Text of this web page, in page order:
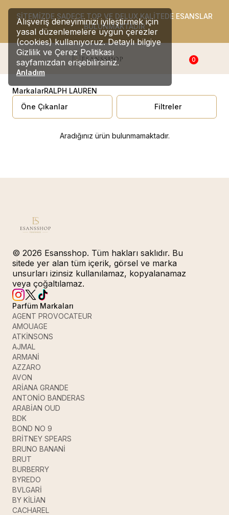
Alışveriş deneyiminizi iyileştirmek için
yasal düzenlemelere uygun çerezler
(cookies) kullanıyoruz. Detaylı bilgiye
Gizlilik ve Çerez Politikası
sayfamızdan erişebilirsiniz.
Anladım
SİTEMİZDE SADECE TOP VE DELUX KALİTEDE ESANSLAR
BULUNMAKTADIR
0
MarkalarRALPH LAUREN
Filtreler
Aradığınız ürün bulunmamaktadır.
© 2026 Esansshop. Tüm hakları saklıdır. Bu
sitede yer alan tüm içerik, görsel ve marka
unsurları izinsiz kullanılamaz, kopyalanamaz
veya çoğaltılamaz.
Parfüm Markaları
AGENT PROVOCATEUR
AMOUAGE
ATKİNSONS
AJMAL
ARMANİ
AZZARO
AVON
ARİANA GRANDE
ANTONİO BANDERAS
ARABİAN OUD
BDK
BOND NO 9
BRİTNEY SPEARS
BRUNO BANANİ
BRUT
BURBERRY
BYREDO
BVLGARİ
BY KİLİAN
CACHAREL